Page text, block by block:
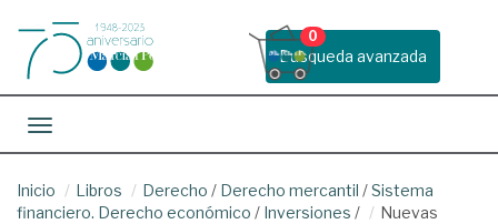
Busqueda avanzada
0
Toggle navigation
Inicio Libros Derecho / Derecho mercantil /Sistema
financiero. Derecho económico / Inversiones /
Nuevas